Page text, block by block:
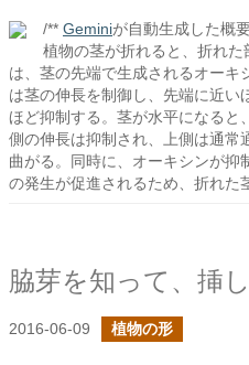
/** Geminiが自動生成した概
植物の茎が折れると、折れ
は、茎の先端で生成されるオーキ
は茎の伸長を制御し、先端に近い
ほど抑制する。茎が水平になると
側の伸長は抑制され、上側は通常
曲がる。同時に、オーキシンが抑
の発生が促進されるため、折れた
脇芽を知って、挿
2016-06-09 植物の形